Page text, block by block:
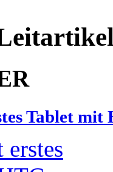
Tablet mit